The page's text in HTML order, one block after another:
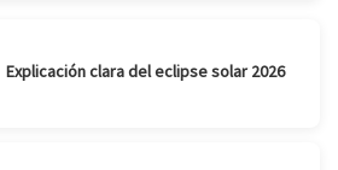
Explicación clara del eclipse solar 2026